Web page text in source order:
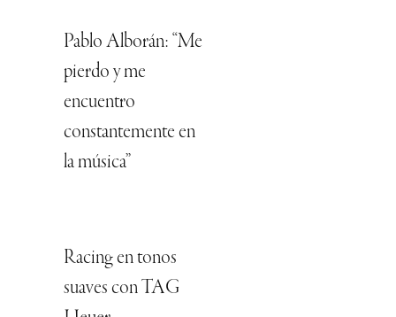
Pablo Alborán: “Me
pierdo y me
encuentro
constantemente en
la música”
Racing en tonos
suaves con TAG